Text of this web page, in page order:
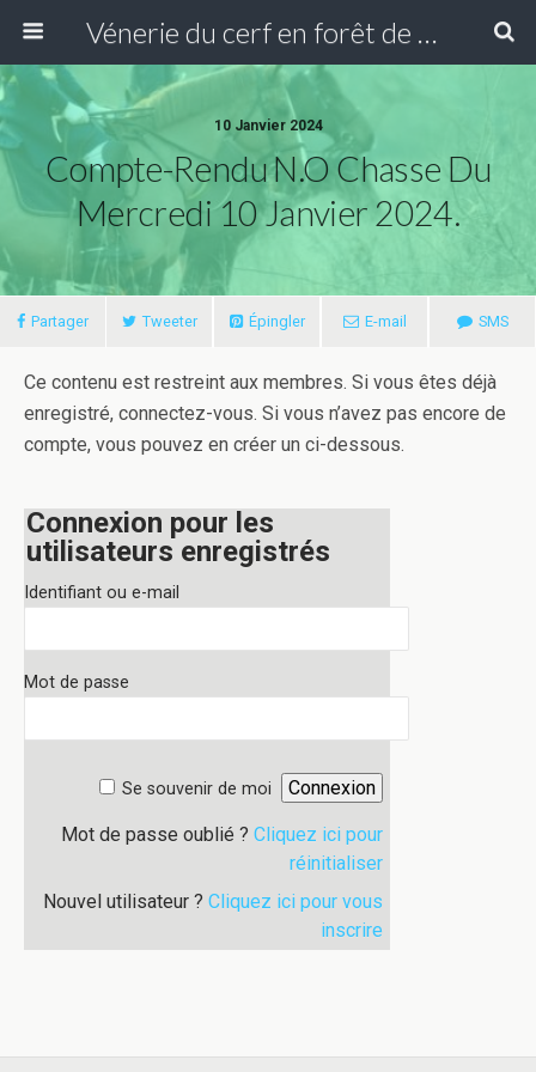
Vénerie du cerf en forêt de Compiègne
10 Janvier 2024
Compte-Rendu N.O Chasse Du
Mercredi 10 Janvier 2024.
Partager Tweeter Épingler E-mail SMS
Ce contenu est restreint aux membres. Si vous êtes déjà
enregistré, connectez-vous. Si vous n’avez pas encore de
compte, vous pouvez en créer un ci-dessous.
Connexion pour les
utilisateurs enregistrés
Identifiant ou e-mail
Mot de passe
Se souvenir de moi
Mot de passe oublié ? Cliquez ici pour
réinitialiser
Nouvel utilisateur ? Cliquez ici pour vous
inscrire